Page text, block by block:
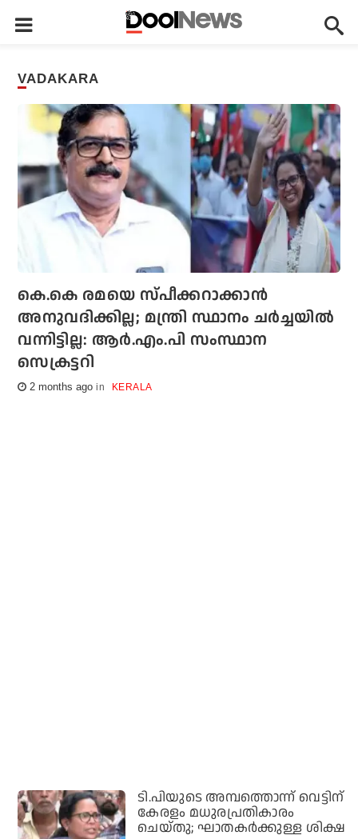
VADAKARA
കെ.കെ രമയെ സ്പീക്കറാക്കാന്‍
അനുവദിക്കില്ല; മന്ത്രി സ്ഥാനം ചര്‍ച്ചയില്‍
വന്നിട്ടില്ല: ആര്‍.എം.പി സംസ്ഥാന
സെക്രട്ടറി
2 months ago KERALA
ടി.പിയുടെ അമ്പത്തൊന്ന് വെട്ടിന്
കേരളം മധുരപ്രതികാരം
ചെയ്തു; ഘാതകര്‍ക്കുള്ള ശിക്ഷ